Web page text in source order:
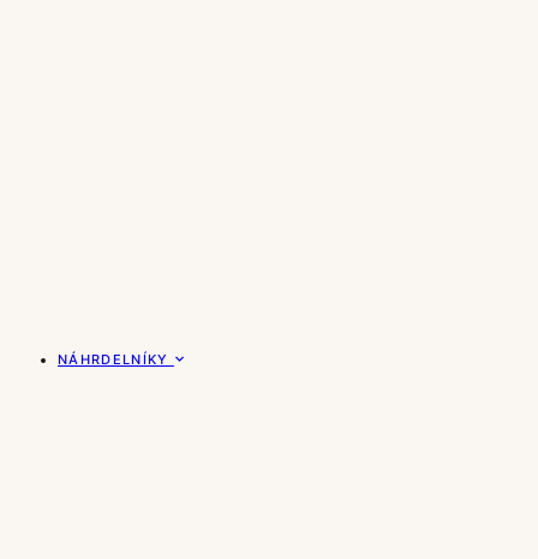
NÁHRDELNÍKY